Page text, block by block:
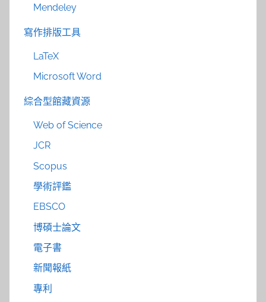
Mendeley
寫作排版工具
LaTeX
Microsoft Word
綜合型館藏資源
Web of Science
JCR
Scopus
學術評鑑
EBSCO
博碩士論文
電子書
新聞報紙
專利